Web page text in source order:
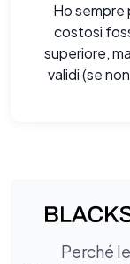
Ho sempre
costosi
superiore,
validi (se
Perché